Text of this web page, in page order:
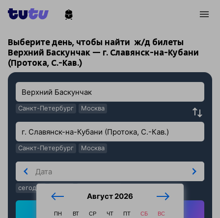
Выберите день, чтобы найти ж/д билеты
Верхний Баскунчак — г. Славянск-на-Кубани
(Протока, С.-Кав.)
Санкт-Петербург Москва
Санкт-Петербург Москва
Август 2026
ПН ВТ СР ЧТ ПТ СБ ВС
сегодня
Найти ж/д билеты